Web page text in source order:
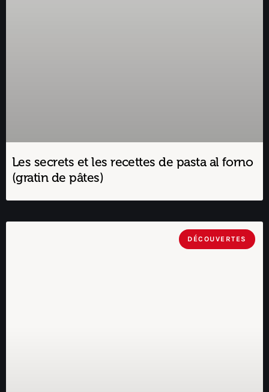
Les secrets et les recettes de pasta al forno
(gratin de pâtes)
DÉCOUVERTES